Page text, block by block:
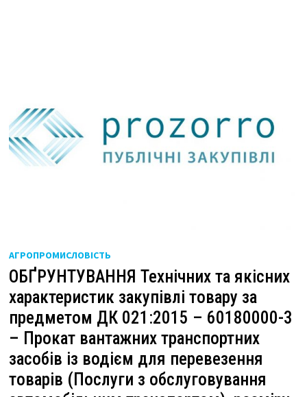
АГРОПРОМИСЛОВІСТЬ
ОБҐРУНТУВАННЯ Технічних та якісних
характеристик закупівлі товару за
предметом ДК 021:2015 – 60180000-3
– Прокат вантажних транспортних
засобів із водієм для перевезення
товарів (Послуги з обслуговування